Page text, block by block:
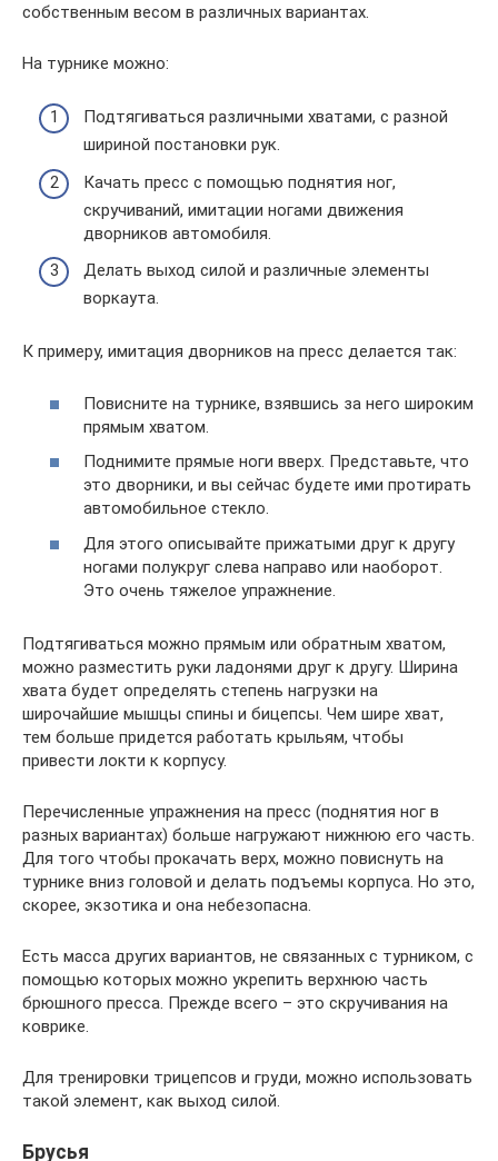
собственным весом в различных вариантах.
На турнике можно:
Подтягиваться различными хватами, с разной
шириной постановки рук.
Качать пресс с помощью поднятия ног,
скручиваний, имитации ногами движения
дворников автомобиля.
Делать выход силой и различные элементы
воркаута.
К примеру, имитация дворников на пресс делается так:
Повисните на турнике, взявшись за него широким
прямым хватом.
Поднимите прямые ноги вверх. Представьте, что
это дворники, и вы сейчас будете ими протирать
автомобильное стекло.
Для этого описывайте прижатыми друг к другу
ногами полукруг слева направо или наоборот.
Это очень тяжелое упражнение.
Подтягиваться можно прямым или обратным хватом,
можно разместить руки ладонями друг к другу. Ширина
хвата будет определять степень нагрузки на
широчайшие мышцы спины и бицепсы. Чем шире хват,
тем больше придется работать крыльям, чтобы
привести локти к корпусу.
Перечисленные упражнения на пресс (поднятия ног в
разных вариантах) больше нагружают нижнюю его часть.
Для того чтобы прокачать верх, можно повиснуть на
турнике вниз головой и делать подъемы корпуса. Но это,
скорее, экзотика и она небезопасна.
Есть масса других вариантов, не связанных с турником, с
помощью которых можно укрепить верхнюю часть
брюшного пресса. Прежде всего – это скручивания на
коврике.
Для тренировки трицепсов и груди, можно использовать
такой элемент, как выход силой.
Брусья